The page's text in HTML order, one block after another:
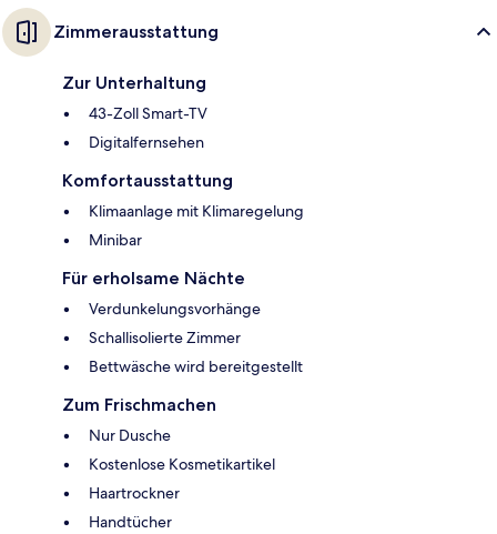
Zimmerausstattung
Zur Unterhaltung
43-Zoll Smart-TV
Digitalfernsehen
Komfortausstattung
Klimaanlage mit Klimaregelung
Minibar
Für erholsame Nächte
Verdunkelungsvorhänge
Schallisolierte Zimmer
Bettwäsche wird bereitgestellt
Zum Frischmachen
Nur Dusche
Kostenlose Kosmetikartikel
Haartrockner
Handtücher